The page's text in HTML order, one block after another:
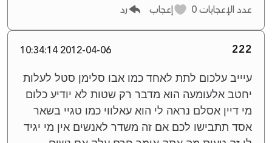
عدد الإعجابات إعجاب رد
222
2012-04-06 10:34:14
עיייב עלכום לתת לאחד כמו אבו סלימן סטל לעלות
יחטב אלעומעה הוא מדבר רק שטות לא יודיע כלום
מי דיין אסלם נראה לי הוא עאלווי כמו טגיי בשאר
אסד תתבישו לכם אם זה משדר לאנשים אין מי יגיד